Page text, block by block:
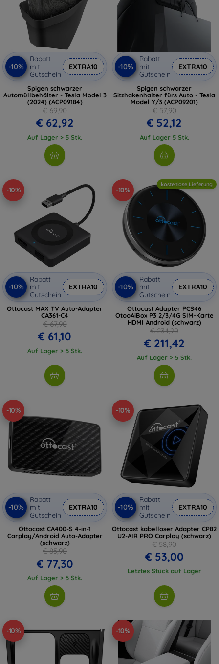
-10%
Rabatt
mit
Gutschein
EXTRA10
Spigen schwarzer
Automüllbehälter - Tesla Model 3
(2024) (ACP09184)
€ 69,90
€ 62,92
Auf Lager > 5 Stk.
-10%
Rabatt
mit
Gutschein
EXTRA10
Spigen schwarzer
Sitzhakenhalter fürs Auto - Tesla
Model Y/3 (ACP09201)
€ 57,90
€ 52,12
Auf Lager 5 Stk.
-10%
-10%
Rabatt
mit
Gutschein
EXTRA10
Ottocast MAX TV Auto-Adapter
CA361-C4
€ 67,90
€ 61,10
Auf Lager > 5 Stk.
-10%
kostenlose Lieferung
-10%
Rabatt
mit
Gutschein
EXTRA10
Ottocast Adapter PCS46
OtooAiBox P3 2/3/4G SIM-Karte
HDMI Android (schwarz)
€ 234,90
€ 211,42
Auf Lager > 5 Stk.
-10%
-10%
Rabatt
mit
Gutschein
EXTRA10
Ottocast CA400-S 4-in-1
Carplay/Android Auto-Adapter
(schwarz)
€ 85,90
€ 77,30
Auf Lager > 5 Stk.
-10%
-10%
Rabatt
mit
Gutschein
EXTRA10
Ottocast kabelloser Adapter CP82
U2-AIR PRO Carplay (schwarz)
€ 58,90
€ 53,00
Letztes Stück auf Lager
-10% -10%